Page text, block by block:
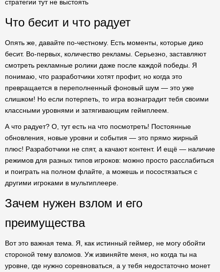
стратегии тут не выстоять
Что бесит и что радует
Опять же, давайте по-честному. Есть моменты, которые дико
бесит. Во-первых, количество рекламы. Серьезно, заставляют
смотреть рекламные ролики даже после каждой победы. Я
понимаю, что разработчики хотят профит, но когда это
превращается в переполненный фоновый шум — это уже
слишком! Но если потерпеть, то игра вознаградит тебя своими
классными уровнями и затягивающим геймплеем.
А что радует? О, тут есть на что посмотреть! Постоянные
обновления, новые уровни и события — это прямо жирный
плюс! Разработчики не спят, а качают контент. И ещё — наличие
режимов для разных типов игроков: можно просто расслабиться
и поиграть на полном флайте, а можешь и посостязаться с
другими игроками в мультиплеере.
Зачем нужен взлом и его
преимущества
Вот это важная тема. Я, как истинный геймер, не могу обойти
стороной тему взломов. Уж извиняйте меня, но когда ты на
уровне, где нужно соревноваться, а у тебя недостаточно монет